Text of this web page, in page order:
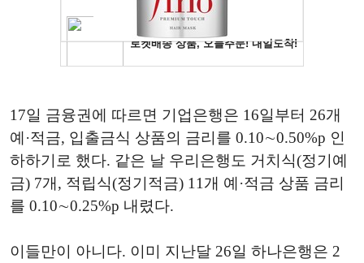
17일 금융권에 따르면 기업은행은 16일부터 26개
예·적금, 입출금식 상품의 금리를 0.10∼0.50%p 인
하하기로 했다. 같은 날 우리은행도 거치식(정기예
금) 7개, 적립식(정기적금) 11개 예·적금 상품 금리
를 0.10∼0.25%p 내렸다.
이들만이 아니다. 이미 지난달 26일 하나은행은 2